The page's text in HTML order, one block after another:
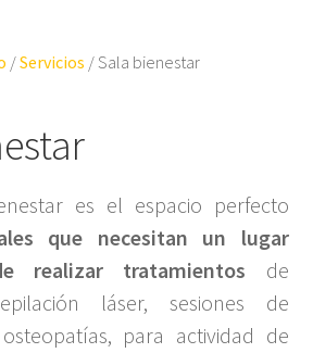
/Servicios /Sala bienestar
es el espacio perfecto
que necesitan un lugar
realizar tratamientos de
láser, sesiones de
para actividad de